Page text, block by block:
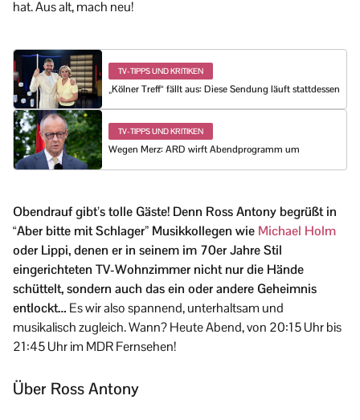
hat. Aus alt, mach neu!
TV-TIPPS UND KRITIKEN
„Kölner Treff“ fällt aus: Diese Sendung läuft stattdessen
TV-TIPPS UND KRITIKEN
Wegen Merz: ARD wirft Abendprogramm um
Obendrauf gibt’s tolle Gäste! Denn Ross Antony begrüßt in
“Aber bitte mit Schlager” Musikkollegen wie Michael Holm
oder Lippi, denen er in seinem im 70er Jahre Stil
eingerichteten TV-Wohnzimmer nicht nur die Hände
schüttelt, sondern auch das ein oder andere Geheimnis
entlockt… Es wir also spannend, unterhaltsam und
musikalisch zugleich. Wann? Heute Abend, von 20:15 Uhr bis
21:45 Uhr im MDR Fernsehen!
Über Ross Antony